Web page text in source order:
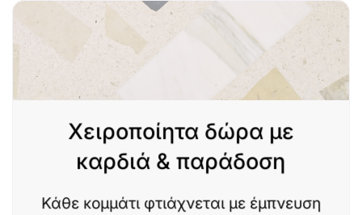
Χειροποίητα δώρα με
καρδιά & παράδοση
Κάθε κομμάτι φτιάχνεται με έμπνευση